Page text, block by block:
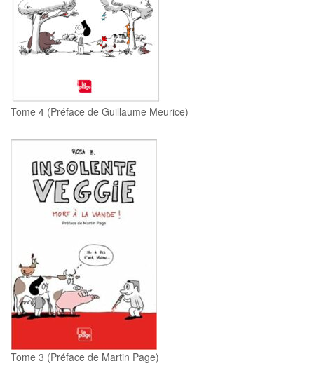
Tome 4 (Préface de Guillaume Meurice)
Tome 3 (Préface de Martin Page)